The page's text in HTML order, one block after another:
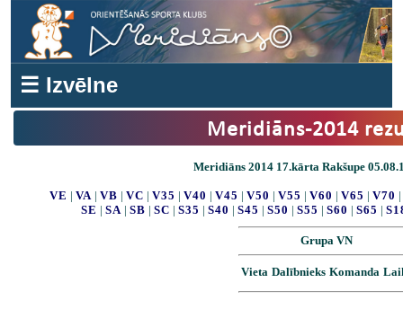
☰ Izvēlne
Meridiāns-2014
Meridiāns 2014 17.kārta Rakšupe
VE | VA | VB | VC | V35 | V40 | V45 | V50 | V55 | V60 | V65 | V70 |
SE | SA| SB | SC | S35 | S40 | S45 | S50 | S55 | S60 | S65 |
Grupa VN
Vieta Dalībnieks Komanda